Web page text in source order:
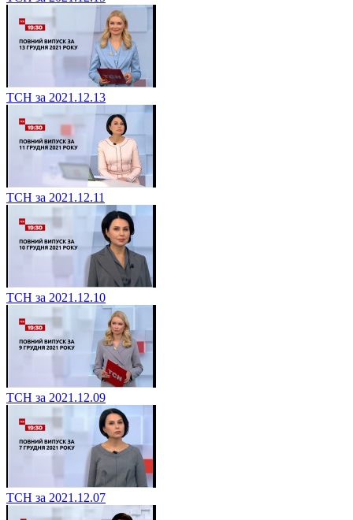
ТСН за 2021.12.13
ТСН за 2021.12.11
ТСН за 2021.12.10
ТСН за 2021.12.09
ТСН за 2021.12.07